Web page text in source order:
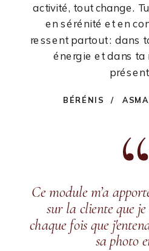
activité, tout change.
en sérénité et en
ressent partout : dans
énergie et dans ta
Ce module m’a
sur la cliente que
chaque fois que
sa photo
BÉRÉNIS /